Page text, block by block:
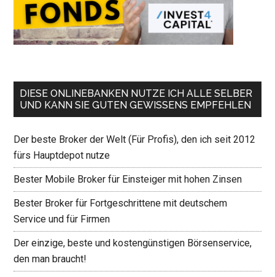
DIESE ONLINEBANKEN NUTZE ICH ALLE SELBER
UND KANN SIE GUTEN GEWISSENS EMPFEHLEN
Der beste Broker der Welt (Für Profis), den ich seit 2012
fürs Hauptdepot nutze
Bester Mobile Broker für Einsteiger mit hohen Zinsen
Bester Broker für Fortgeschrittene mit deutschem
Service und für Firmen
Der einzige, beste und kostengünstigen Börsenservice,
den man braucht!